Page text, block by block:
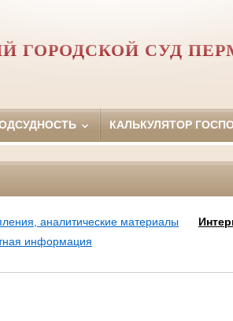
ГОРОДСКОЙ СУД
КАЛЬКУЛЯТОР
аналитические материалы
информация